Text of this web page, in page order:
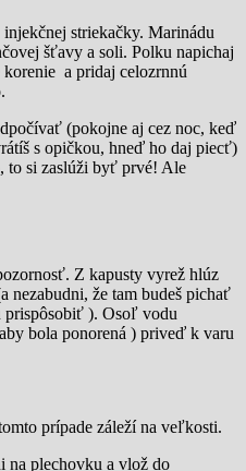
injekčnej striekačky. Marinádu
šťavy a soli. Polku napichaj
a pridaj celozrnnú
(pokojne aj cez noc, keď
s opičkou, hneď ho daj piecť)
to si zaslúži byť prvé! Ale
Z kapusty vyrež hlúz
nezabudni, že tam budeš pichať
prispôsobiť ). Osoľ vodu
bola ponorená ) priveď k varu
prípade záleží na veľkosti.
na plechovku a vlož do